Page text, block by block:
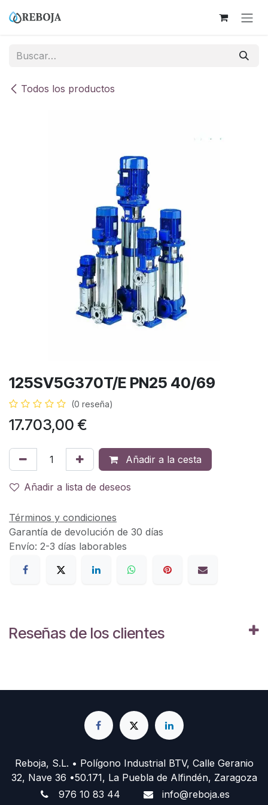
Todos los productos
125SV5G370T/E PN25 40/69
(0 reseña)
17.703,00 €
Añadir a la cesta
Añadir a lista de deseos
Términos y condiciones
Garantía de devolución de 30 días
Envío: 2-3 días laborables
Reseñas de los clientes
Reboja, S.L. • Polígono Industrial BTV, Calle Geranio
32, Nave 36 •50.171, La Puebla de Alfindén, Zaragoza
976 10 83 44
info@reboja.es